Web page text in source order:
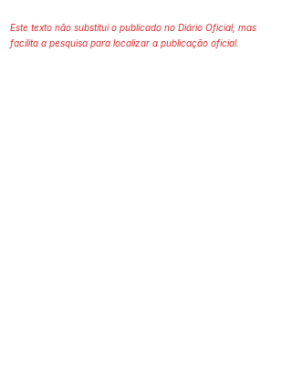
Este texto não substitui o publicado no Diário Oficial, mas
facilita a pesquisa para localizar a publicação oficial.